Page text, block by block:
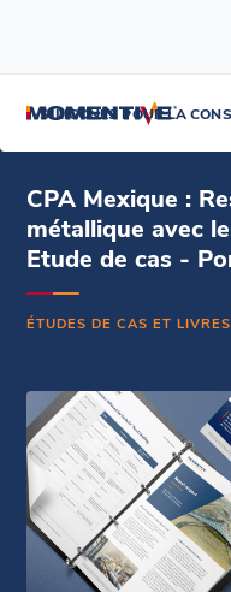
SILICONES POUR LA
CPA Mexique : Restauration
Enduris Etude de cas - Portugais
CPA Mexique :
métallique avec
Etude de cas -
ÉTUDES DE CAS ET